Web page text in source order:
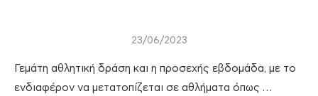
23/06/2023
Γεμάτη αθλητική δράση και η προσεχής εβδομάδα, με το
ενδιαφέρον να μετατοπίζεται σε αθλήματα όπως …